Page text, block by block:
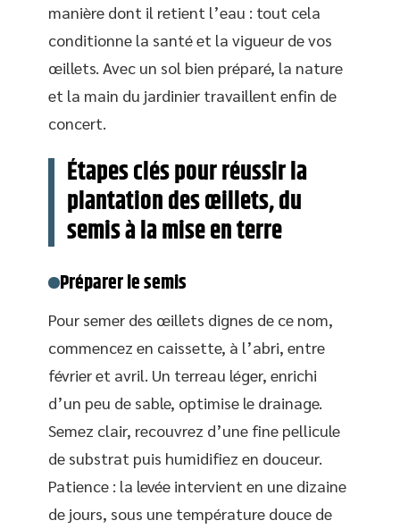
manière dont il retient l’eau : tout cela
conditionne la santé et la vigueur de vos
œillets. Avec un sol bien préparé, la nature
et la main du jardinier travaillent enfin de
concert.
Étapes clés pour réussir la
plantation des œillets, du
semis à la mise en terre
Préparer le semis
Pour semer des œillets dignes de ce nom,
commencez en caissette, à l’abri, entre
février et avril. Un terreau léger, enrichi
d’un peu de sable, optimise le drainage.
Semez clair, recouvrez d’une fine pellicule
de substrat puis humidifiez en douceur.
Patience : la levée intervient en une dizaine
de jours, sous une température douce de